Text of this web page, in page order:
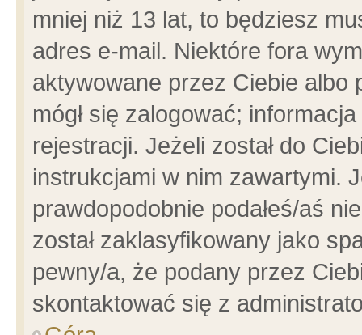
mniej niż 13 lat, to będziesz
adres e-mail. Niektóre fora
aktywowane przez Ciebie albo
mógł się zalogować;
rejestracji. Jeżeli został do
instrukcjami w nim zawartymi.
prawdopodobnie podałeś/aś
został zaklasyfikowany jako
pewny/a, że podany przez
skontaktować się z